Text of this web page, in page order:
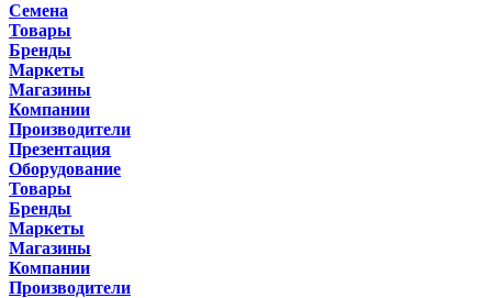
Семена
Товары
Бренды
Маркеты
Магазины
Компании
Производители
Презентация
Оборудование
Товары
Бренды
Маркеты
Магазины
Компании
Производители